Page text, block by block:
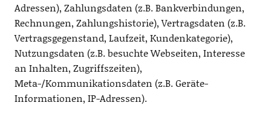
Adressen), Zahlungsdaten (z.B. Bankverbindungen,
Rechnungen, Zahlungshistorie), Vertragsdaten (z.B.
Vertragsgegenstand, Laufzeit, Kundenkategorie),
Nutzungsdaten (z.B. besuchte Webseiten, Interesse
an Inhalten, Zugriffszeiten),
Meta-/Kommunikationsdaten (z.B. Geräte-
Informationen, IP-Adressen).